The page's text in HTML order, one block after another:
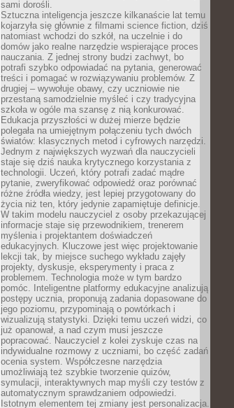
sami dorośli.
Sztuczna inteligencja jeszcze kilkanaście lat temu
kojarzyła się głównie z filmami science fiction, dziś
natomiast wchodzi do szkół, na uczelnie i do
domów jako realne narzędzie wspierające proces
nauczania. Z jednej strony budzi zachwyt, bo
potrafi szybko odpowiadać na pytania, generować
treści i pomagać w rozwiązywaniu problemów. Z
drugiej – wywołuje obawy, czy uczniowie nie
przestaną samodzielnie myśleć i czy tradycyjna
szkoła w ogóle ma szansę z nią konkurować.
Edukacja przyszłości w dużej mierze będzie
polegała na umiejętnym połączeniu tych dwóch
światów: klasycznych metod i cyfrowych narzędzi.
Jednym z największych wyzwań dla nauczycieli
staje się dziś nauka krytycznego korzystania z
technologii. Uczeń, który potrafi zadać mądre
pytanie, zweryfikować odpowiedź oraz porównać
różne źródła wiedzy, jest lepiej przygotowany do
życia niż ten, który jedynie zapamiętuje definicje.
W takim modelu nauczyciel z osoby przekazującej
informacje staje się przewodnikiem, trenerem
myślenia i projektantem doświadczeń
edukacyjnych. Kluczowe jest więc projektowanie
lekcji tak, by miejsce suchego wykładu zajęły
projekty, dyskusje, eksperymenty i praca z
problemem. Technologia może w tym bardzo
pomóc. Inteligentne platformy edukacyjne analizują
postępy ucznia, proponują zadania dopasowane do
jego poziomu, przypominają o powtórkach i
wizualizują statystyki. Dzięki temu uczeń widzi, co
już opanował, a nad czym musi jeszcze
popracować. Nauczyciel z kolei zyskuje czas na
indywidualne rozmowy z uczniami, bo część zadań
ocenia system. Współczesne narzędzia
umożliwiają też szybkie tworzenie quizów,
symulacji, interaktywnych map myśli czy testów z
automatycznym sprawdzaniem odpowiedzi.
Istotnym elementem tej zmiany jest personalizacja.